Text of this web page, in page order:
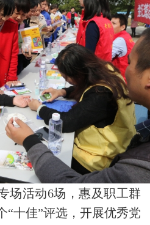
场活动6场，惠及职工群
“十佳”评选，开展优秀党